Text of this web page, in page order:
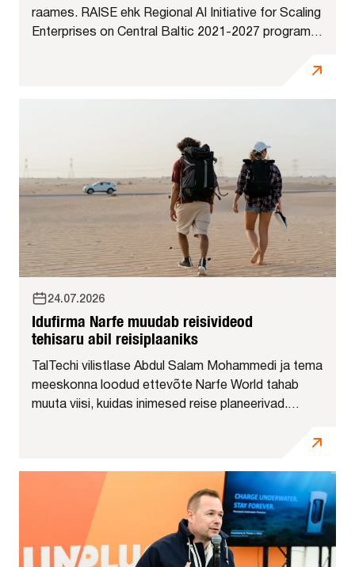
raames. RAISE ehk Regional AI Initiative for Scaling
Enterprises on Central Baltic 2021-2027 programmi
24.07.2026
Idufirma Narfe muudab reisivideod
tehisaru abil reisiplaaniks
TalTechi vilistlase Abdul Salam Mohammedi ja tema
meeskonna loodud ettevõte Narfe World tahab
muuta viisi, kuidas inimesed reise planeerivad.
tehisaru, et panna sisuloojate reisivideod kattuma